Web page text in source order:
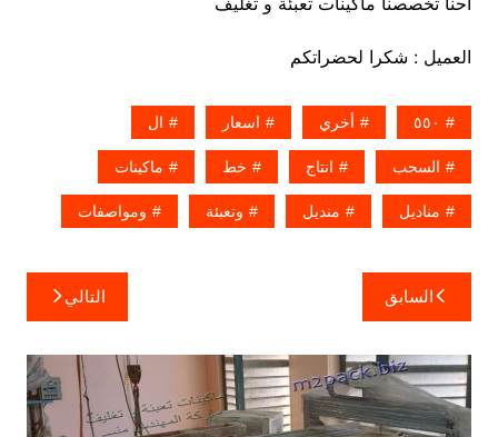
العميل : شكرا لحضراتكم
٥٥٠ أخري اسعار ال
السحب انتاج خط ماكينات
مناديل منديل وتعبئة ومواصفات
تصفّح
المقالات
السابق التالي